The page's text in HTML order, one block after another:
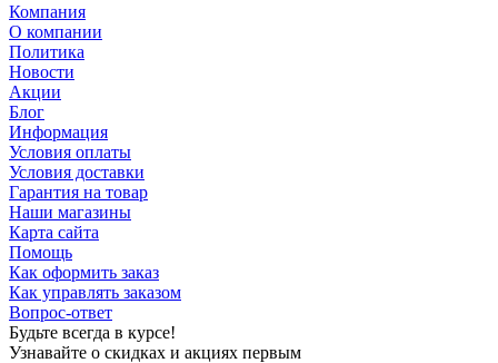
Компания
О компании
Политика
Новости
Акции
Блог
Информация
Условия оплаты
Условия доставки
Гарантия на товар
Наши магазины
Карта сайта
Помощь
Как оформить заказ
Как управлять заказом
Вопрос-ответ
Будьте всегда в курсе!
Узнавайте о скидках и акциях первым